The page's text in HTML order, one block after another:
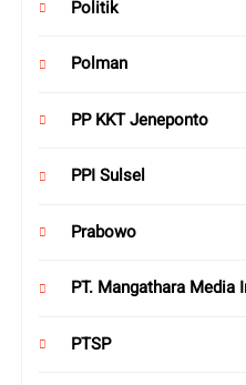
Politik
Polman
PP KKT Jeneponto
PPI Sulsel
Prabowo
PT. Mangathara Media
PTSP